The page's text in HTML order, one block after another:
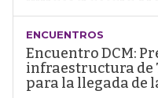
ENCUENTROS
Encuentro DCM:
infraestructura de
para la llegada de